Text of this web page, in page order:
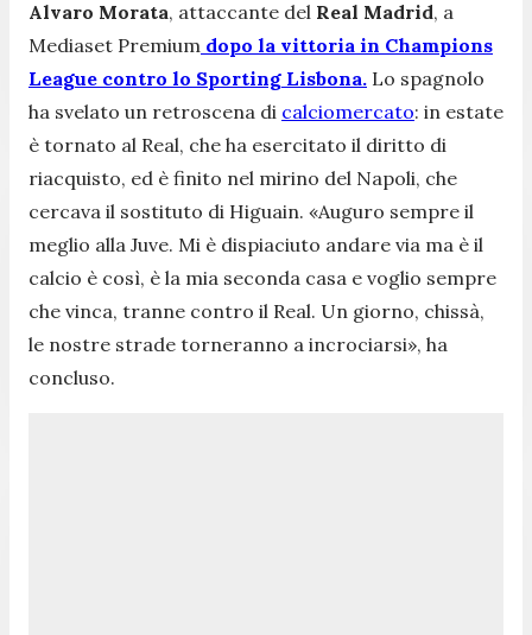
Alvaro Morata, attaccante del Real Madrid, a
Mediaset Premium dopo la vittoria in Champions
League contro lo Sporting Lisbona. Lo spagnolo
ha svelato un retroscena di calciomercato: in estate
è tornato al Real, che ha esercitato il diritto di
riacquisto, ed è finito nel mirino del Napoli, che
cercava il sostituto di Higuain. «Auguro sempre il
meglio alla Juve. Mi è dispiaciuto andare via ma è il
calcio è così, è la mia seconda casa e voglio sempre
che vinca, tranne contro il Real. Un giorno, chissà,
le nostre strade torneranno a incrociarsi», ha
concluso.